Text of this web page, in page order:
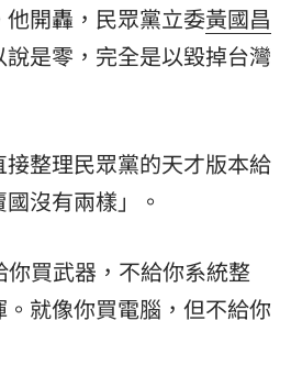
開轟，民眾黨立委黃國昌
是零，完全是以毀掉台灣
整理民眾黨的天才版本給
沒有兩樣」。
買武器，不給你系統整
就像你買電腦，但不給你